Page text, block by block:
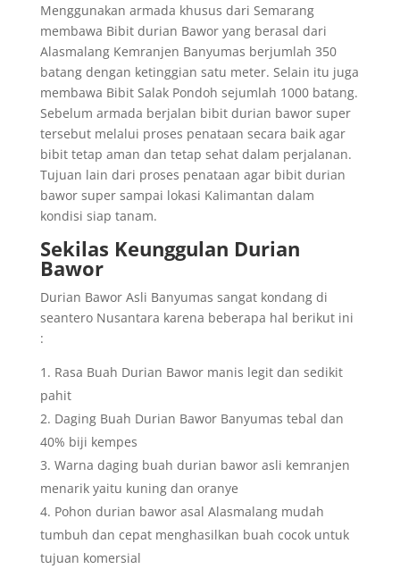
Menggunakan armada khusus dari Semarang
membawa Bibit durian Bawor yang berasal dari
Alasmalang Kemranjen Banyumas berjumlah 350
batang dengan ketinggian satu meter. Selain itu juga
membawa Bibit Salak Pondoh sejumlah 1000 batang.
Sebelum armada berjalan bibit durian bawor super
tersebut melalui proses penataan secara baik agar
bibit tetap aman dan tetap sehat dalam perjalanan.
Tujuan lain dari proses penataan agar bibit durian
bawor super sampai lokasi Kalimantan dalam
kondisi siap tanam.
Sekilas Keunggulan Durian
Bawor
Durian Bawor Asli Banyumas sangat kondang di
seantero Nusantara karena beberapa hal berikut ini
:
Rasa Buah Durian Bawor manis legit dan sedikit
pahit
Daging Buah Durian Bawor Banyumas tebal dan
40% biji kempes
Warna daging buah durian bawor asli kemranjen
menarik yaitu kuning dan oranye
Pohon durian bawor asal Alasmalang mudah
tumbuh dan cepat menghasilkan buah cocok untuk
tujuan komersial